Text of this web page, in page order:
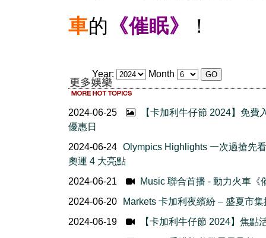
車的 《催眠》 ！
Year: Month
2024-06-25
【卡加利牛仔節 2024】免費
優惠日
2024-06-24 Olympics Highlights 一次過搶先
奧運 4 大亮點
2024-06-21
Music 聯合首播 - 動力火車《
2024-06-20
Markets 卡加利夜繽紛 – 盛夏市集
2024-06-19
【卡加利牛仔節 2024】焦點